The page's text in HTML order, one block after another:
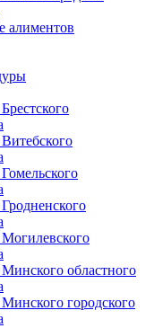
алиментов
областного
городского